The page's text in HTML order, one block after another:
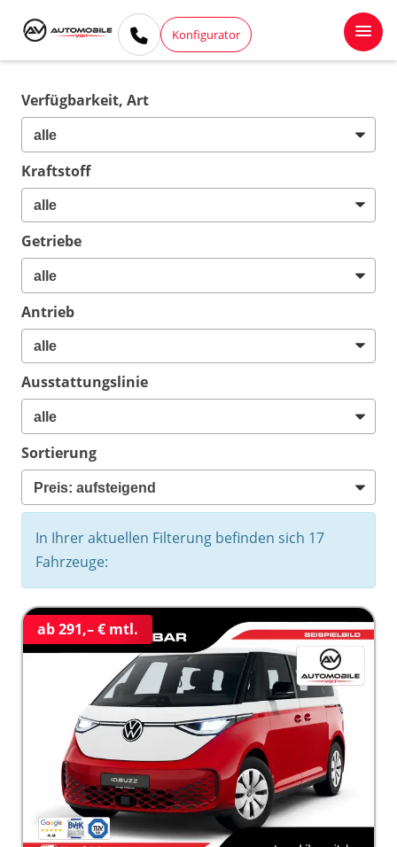
Konfigurator
Verfügbarkeit, Art
Kraftstoff
Getriebe
Antrieb
Ausstattungslinie
Sortierung
In Ihrer aktuellen Filterung befinden sich 17
Fahrzeuge:
ab 291,– € mtl.